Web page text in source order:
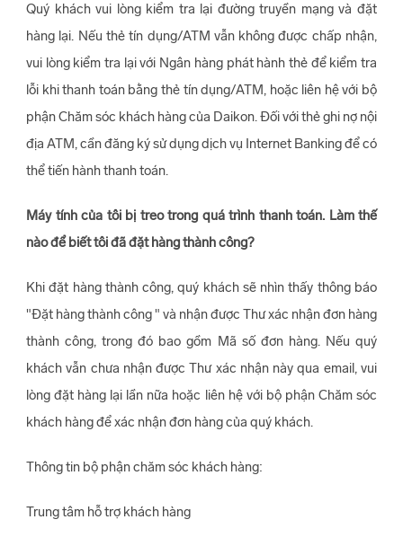
Quý khách vui lòng kiểm tra lại đường truyền mạng và đặt
hàng lại. Nếu thẻ tín dụng/ATM vẫn không được chấp nhận,
vui lòng kiểm tra lại với Ngân hàng phát hành thẻ để kiểm tra
lỗi khi thanh toán bằng thẻ tín dụng/ATM, hoặc liên hệ với bộ
phận Chăm sóc khách hàng của Daikon. Đối với thẻ ghi nợ nội
địa ATM, cần đăng ký sử dụng dịch vụ Internet Banking để có
thể tiến hành thanh toán.
Máy tính của tôi bị treo trong quá trình thanh toán. Làm thế
nào để biết tôi đã đặt hàng thành công?
Khi đặt hàng thành công, quý khách sẽ nhìn thấy thông báo
"Đặt hàng thành công " và nhận được Thư xác nhận đơn hàng
thành công, trong đó bao gồm Mã số đơn hàng. Nếu quý
khách vẫn chưa nhận được Thư xác nhận này qua email, vui
lòng đặt hàng lại lần nữa hoặc liên hệ với bộ phận Chăm sóc
khách hàng để xác nhận đơn hàng của quý khách.
Thông tin bộ phận chăm sóc khách hàng:
Trung tâm hỗ trợ khách hàng